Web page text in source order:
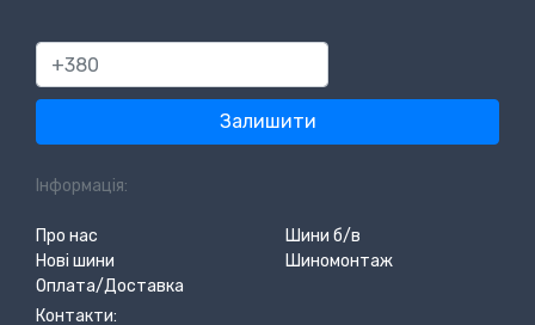
380
Залишити
Інформація:
Про нас
Шини б/в
Нові шини
Шиномонтаж
Оплата/Доставка
Контакти: